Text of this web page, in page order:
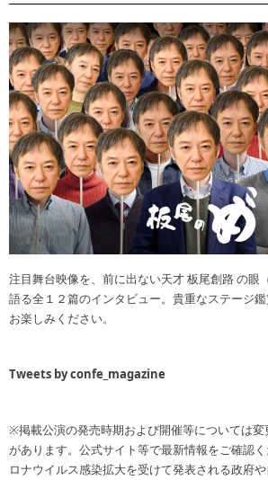
注目舞台映像を、前に出ない天才 板尾創路 の眼
語る全１２篇のインタビュー。貴重なステージ
お楽しみください。
Tweets by confe_magazine
※掲載公演の発売時期および開催等については
があります。公式サイト等で最新情報をご確認
ロナウイルス感染拡大を受けて発表される政府